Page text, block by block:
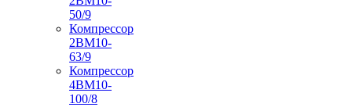
50/9
Компрессор
2ВМ10-
63/9
Компрессор
4ВМ10-
100/8